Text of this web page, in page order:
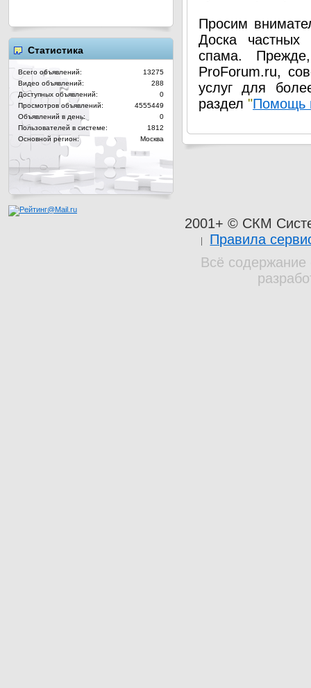
Просим
Доска частных
спама.
ProForum.ru,
услуг для
раздел "Помощь
Статистика
Всего объявлений:
13275
Видео объявлений:
288
Доступных объявлений:
0
Просмотров объявлений:
4555449
Объявлений в день:
0
Пользователей в системе:
1812
Основной регион:
Москва
2001+ © СКМ
Правила
Всё содержание